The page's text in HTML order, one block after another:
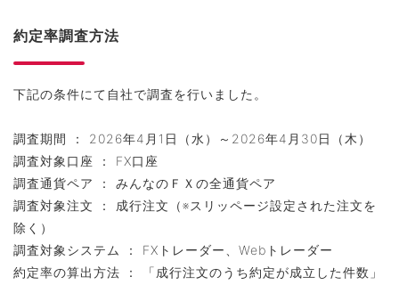
約定率調査方法
下記の条件にて自社で調査を行いました。
調査期間 ： 2026年4月1日（水）～2026年4月30日（木）
調査対象口座 ： FX口座
調査通貨ペア ： みんなのＦＸの全通貨ペア
調査対象注文 ： 成行注文（※スリッページ設定された注文を
除く）
調査対象システム ： FXトレーダー、Webトレーダー
約定率の算出方法 ： 「成行注文のうち約定が成立した件数」